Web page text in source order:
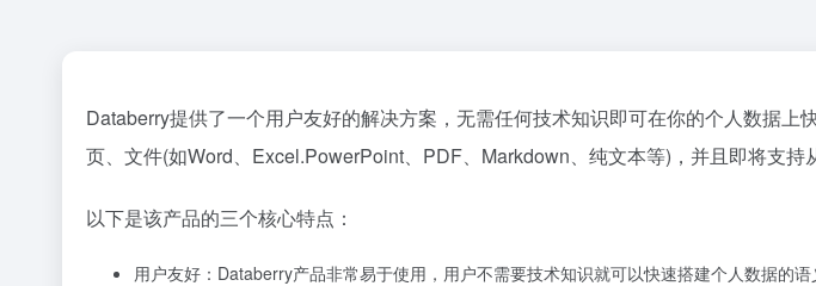
Databerry提供了一个用户友好的解决方案，无需任何技术知识即可在你的个人数据
页、文件(如Word、Excel.PowerPoint、PDF、Markdown、纯文本等)，并且即将支持
以下是该产品的三个核心特点：
用户友好：Databerry产品非常易于使用，用户不需要技术知识就可以快速搭建个人数据的语